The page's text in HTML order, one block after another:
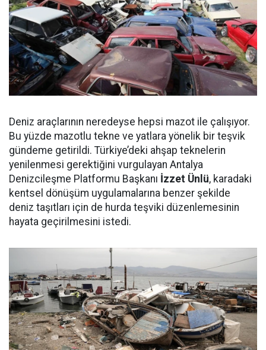
Deniz araçlarının neredeyse hepsi mazot ile çalışıyor.
Bu yüzde mazotlu tekne ve yatlara yönelik bir teşvik
gündeme getirildi. Türkiye’deki ahşap teknelerin
yenilenmesi gerektiğini vurgulayan Antalya
Denizcileşme Platformu Başkanı İzzet Ünlü, karadaki
kentsel dönüşüm uygulamalarına benzer şekilde
deniz taşıtları için de hurda teşviki düzenlemesinin
hayata geçirilmesini istedi.